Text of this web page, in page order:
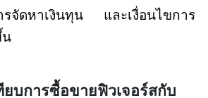
จัดหาเงินทุน และเงื่อนไขการ
น
ยบการซื้อขายฟิวเจอร์สกับ